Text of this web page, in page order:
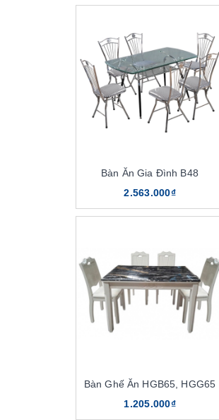
Bàn Ăn Gia Đình B48
2.563.000₫
Bàn Ghế Ăn HGB65, HGG65
1.205.000₫